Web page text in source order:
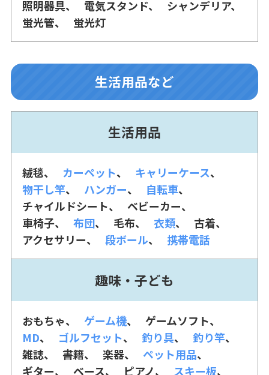
照明器具 電気スタンド
シャンデリア
蛍光管
蛍光灯
生活用品など
生活用品
絨毯 カーペット
キャリーケース
物干し竿
ハンガー
自転車
チャイルドシート
ベビーカー
車椅子
布団 毛布 衣類
古着
アクセサリー
段ボール 携帯電話
趣味・子ども
おもちゃ ゲーム機
ゲームソフト
MD
ゴルフセット 釣り具
釣り竿
雑誌
書籍 楽器
ペット用品
ギター
ベース ピアノ スキー板